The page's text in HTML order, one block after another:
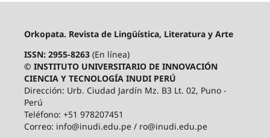
Orkopata. Revista de Lingüística, Literatura y Arte
ISSN: 2955-8263 (En línea)
© INSTITUTO UNIVERSITARIO DE INNOVACIÓN
CIENCIA Y TECNOLOGÍA INUDI PERÚ
Dirección: Urb. Ciudad Jardín Mz. B3 Lt. 02, Puno -
Perú
Teléfono: +51 978207451
Correo: info@inudi.edu.pe / ro@inudi.edu.pe